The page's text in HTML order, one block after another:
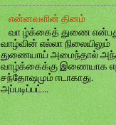
என்னவளின் தினம்
வா ழ்க்கைத் துணை
வாழ்வின் எல்லா நிலையிலும்
துணையாய் அமைந்தால்
வாழ்க்கைக்கு இணையாக
சந்தோஷமும் ஈடாகாது.
அப்படிப்பட்...